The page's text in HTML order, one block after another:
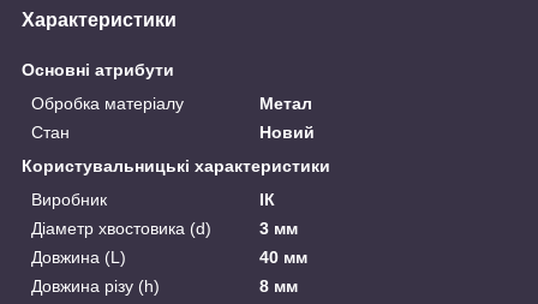
Характеристики
Основні атрибути
Обробка матеріалу
Метал
Стан
Новий
Користувальницькі характеристики
Виробник
ІК
Діаметр хвостовика (d)
3 мм
Довжина (L)
40 мм
Довжина різу (h)
8 мм